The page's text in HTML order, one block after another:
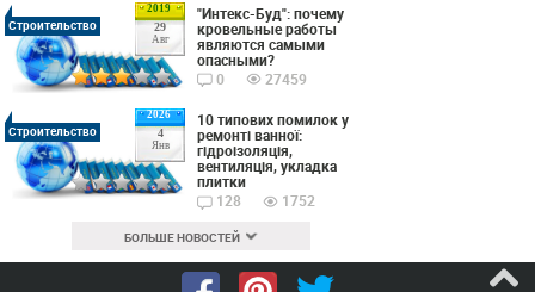
2019
29
Авг
Строительство
"Интекс-Буд": почему
кровельные работы
являются самыми
опасными?
0
27459
2026
4
Янв
Строительство
10 типових помилок у
ремонті ванної:
гідроізоляція,
вентиляція, укладка
плитки
128
1752
БОЛЬШЕ НОВОСТЕЙ